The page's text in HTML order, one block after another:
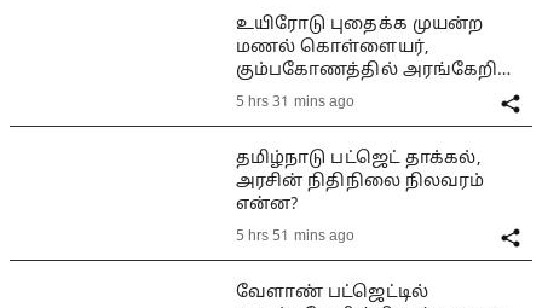
உயிரோடு புதைக்க முயன்ற
மணல் கொள்ளையர்,
கும்பகோணத்தில் அரங்கேறிய
பயங்கரம்
5 hrs 31 mins ago
தமிழ்நாடு பட்ஜெட் தாக்கல்,
அரசின் நிதிநிலை நிலவரம்
என்ன?
5 hrs 51 mins ago
வேளாண் பட்ஜெட்டில்